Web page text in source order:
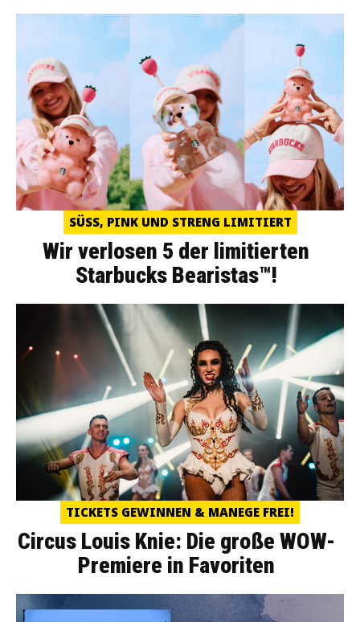
SÜSS, PINK UND STRENG LIMITIERT
Wir verlosen 5 der limitierten
Starbucks Bearistas™!
TICKETS GEWINNEN & MANEGE FREI!
Circus Louis Knie: Die große WOW-
Premiere in Favoriten